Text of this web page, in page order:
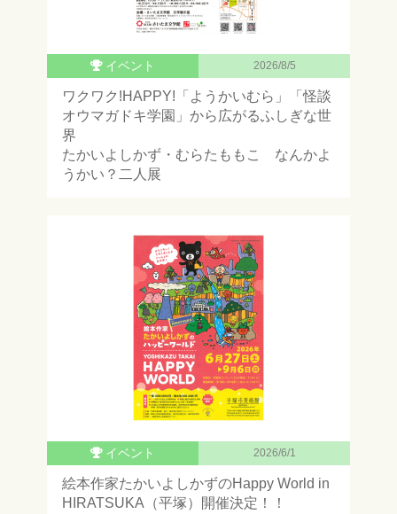
イベント 2026/8/5
ワクワク!HAPPY!「ようかいむら」「怪談
オウマガドキ学園」から広がるふしぎな世
界
たかいよしかず・むらたももこ なんかよ
うかい？二人展
イベント 2026/6/1
絵本作家たかいよしかずのHappy World in
HIRATSUKA（平塚）開催決定！！